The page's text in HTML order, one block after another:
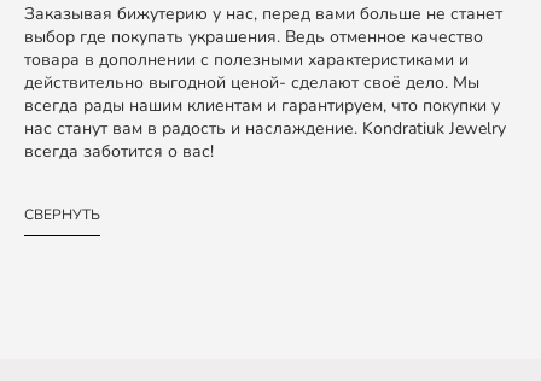
Заказывая бижутерию у нас, перед вами больше не станет
выбор где покупать украшения. Ведь отменное качество
товара в дополнении с полезными характеристиками и
действительно выгодной ценой- сделают своё дело. Мы
всегда рады нашим клиентам и гарантируем, что покупки у
нас станут вам в радость и наслаждение. Kondratiuk Jewelry
всегда заботится о вас!
СВЕРНУТЬ